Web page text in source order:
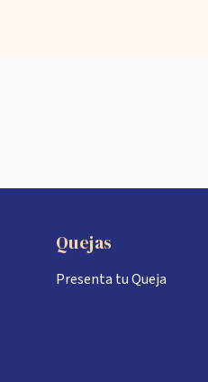
Quejas
Presenta tu Queja